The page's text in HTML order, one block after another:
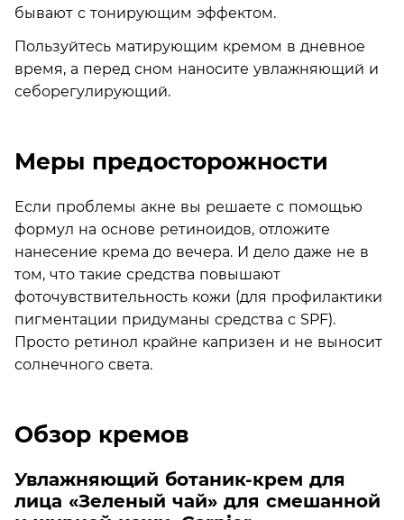
бывают с тонирующим эффектом.
Пользуйтесь матирующим кремом в дневное
время, а перед сном наносите увлажняющий и
себорегулирующий.
Меры предосторожности
Если проблемы акне вы решаете с помощью
формул на основе ретиноидов, отложите
нанесение крема до вечера. И дело даже не в
том, что такие средства повышают
фоточувствительность кожи (для профилактики
пигментации придуманы средства с SPF).
Просто ретинол крайне капризен и не выносит
солнечного света.
Обзор кремов
Увлажняющий ботаник-крем для
лица «Зеленый чай» для смешанной